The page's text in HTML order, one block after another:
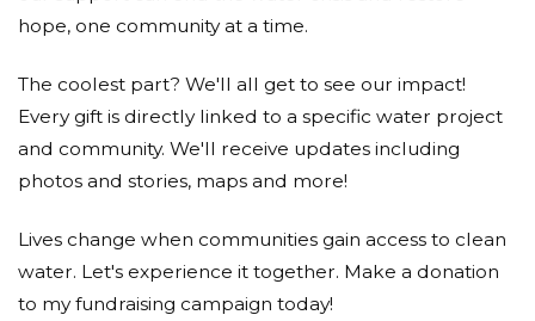
hope, one community at a time.
The coolest part? We'll all get to see our impact!
Every gift is directly linked to a specific water project
and community. We'll receive updates including
photos and stories, maps and more!
Lives change when communities gain access to clean
water. Let's experience it together. Make a donation
to my fundraising campaign today!